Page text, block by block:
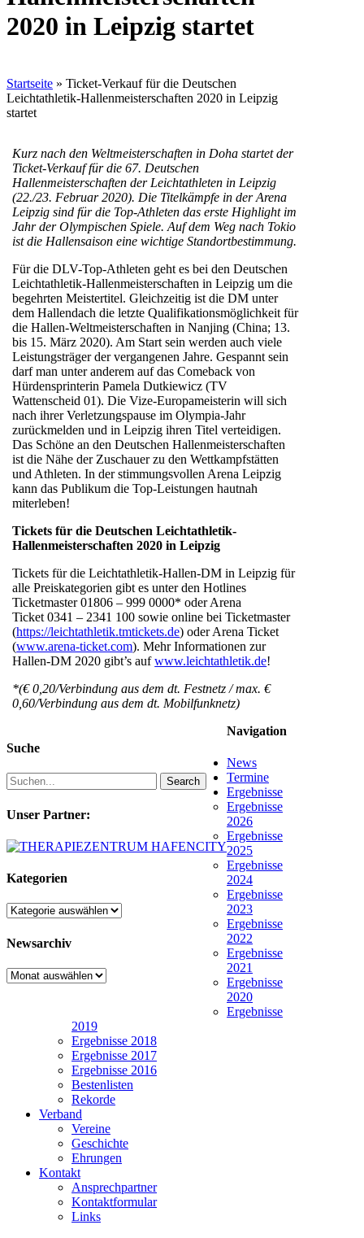
2020 in Leipzig startet
Startseite » Ticket-Verkauf für die Deutschen
Leichtathletik-Hallenmeisterschaften 2020 in Leipzig
startet
Kurz nach den Weltmeisterschaften in Doha startet der
Ticket-Verkauf für die 67. Deutschen
Hallenmeisterschaften der Leichtathleten in Leipzig
(22./23. Februar 2020). Die Titelkämpfe in der Arena
Leipzig sind für die Top-Athleten das erste Highlight im
Jahr der Olympischen Spiele. Auf dem Weg nach Tokio
ist die Hallensaison eine wichtige Standortbestimmung.
Für die DLV-Top-Athleten geht es bei den Deutschen
Leichtathletik-Hallenmeisterschaften in Leipzig um die
begehrten Meistertitel. Gleichzeitig ist die DM unter
dem Hallendach die letzte Qualifikationsmöglichkeit für
die Hallen-Weltmeisterschaften in Nanjing (China; 13.
bis 15. März 2020). Am Start sein werden auch viele
Leistungsträger der vergangenen Jahre. Gespannt sein
darf man unter anderem auf das Comeback von
Hürdensprinterin Pamela Dutkiewicz (TV
Wattenscheid 01). Die Vize-Europameisterin will sich
nach ihrer Verletzungspause im Olympia-Jahr
zurückmelden und in Leipzig ihren Titel verteidigen.
Das Schöne an den Deutschen Hallenmeisterschaften
ist die Nähe der Zuschauer zu den Wettkampfstätten
und Athleten. In der stimmungsvollen Arena Leipzig
kann das Publikum die Top-Leistungen hautnah
miterleben!
Tickets für die Deutschen Leichtathletik-
Hallenmeisterschaften 2020 in Leipzig
Tickets für die Leichtathletik-Hallen-DM in Leipzig für
alle Preiskategorien gibt es unter den Hotlines
Ticketmaster 01806 – 999 0000* oder Arena
Ticket 0341 – 2341 100 sowie online bei Ticketmaster
(https://leichtathletik.tmtickets.de) oder Arena Ticket
(www.arena-ticket.com). Mehr Informationen zur
Hallen-DM 2020 gibt’s aufwww.leichtathletik.de!
*(€ 0,20/Verbindung aus dem dt. Festnetz / max. €
0,60/Verbindung aus dem dt. Mobilfunknetz)
Suche
Search
Unser Partner:
Kategorien
Kategorien
Newsarchiv
Newsarchiv
Navigation
News
Termine
Ergebnisse
Ergebnisse
2026
Ergebnisse
2025
Ergebnisse
2024
Ergebnisse
2023
Ergebnisse
2022
Ergebnisse
2021
Ergebnisse
2020
Ergebnisse
2019
Ergebnisse 2018
Ergebnisse 2017
Ergebnisse 2016
Bestenlisten
Rekorde
Verband
Vereine
Geschichte
Ehrungen
Kontakt
Ansprechpartner
Kontaktformular
Links